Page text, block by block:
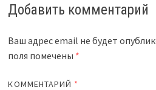
Добавить комментарий
Ваш адрес email не будет
поля помечены *
КОММЕНТАРИЙ *